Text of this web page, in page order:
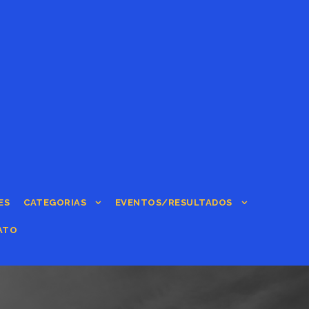
CATEGORIAS EVENTOS/RESULTADOS